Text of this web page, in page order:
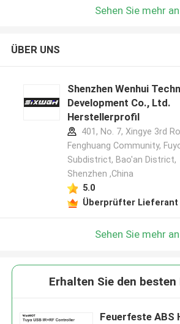
Sehen Sie mehr an
ÜBER UNS
Shenzhen Wenhui
Development Co., Ltd.
Herstellerprofil
401, No. 7, Xingye 3rd
Fenghuang Community,
Subdistrict, Bao'an District,
Shenzhen ,China
5.0
Überprüfter Lieferant
Sehen Sie mehr an
Erhalten Sie den
Feuerfeste ABS